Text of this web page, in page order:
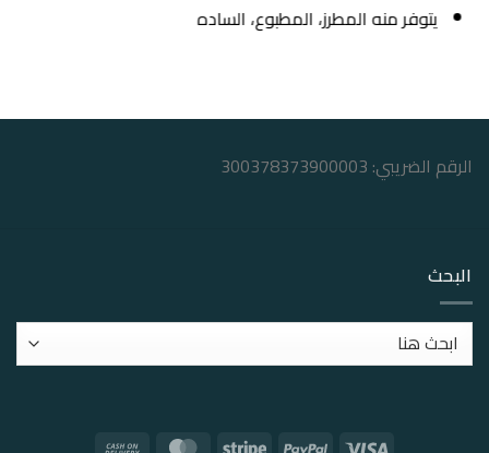
يتوفر منه المطرز، المطبوع، الساده
الرقم الضريبي: 300378373900003
البحث